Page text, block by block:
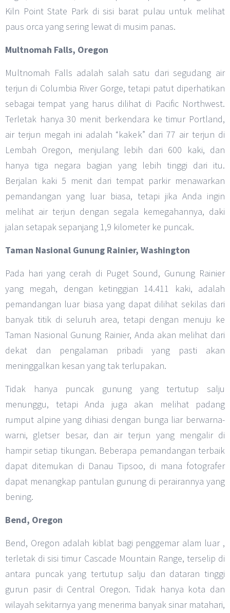
Kiln Point State Park di sisi barat pulau untuk melihat
paus orca yang sering lewat di musim panas.
Multnomah Falls, Oregon
Multnomah Falls adalah salah satu dari segudang air
terjun di Columbia River Gorge, tetapi patut diperhatikan
sebagai tempat yang harus dilihat di Pacific Northwest.
Terletak hanya 30 menit berkendara ke timur Portland,
air terjun megah ini adalah “kakek” dari 77 air terjun di
Lembah Oregon, menjulang lebih dari 600 kaki, dan
hanya tiga negara bagian yang lebih tinggi dari itu.
Berjalan kaki 5 menit dari tempat parkir menawarkan
pemandangan yang luar biasa, tetapi jika Anda ingin
melihat air terjun dengan segala kemegahannya, daki
jalan setapak sepanjang 1,9 kilometer ke puncak.
Taman Nasional Gunung Rainier, Washington
Pada hari yang cerah di Puget Sound, Gunung Rainier
yang megah, dengan ketinggian 14.411 kaki, adalah
pemandangan luar biasa yang dapat dilihat sekilas dari
banyak titik di seluruh area, tetapi dengan menuju ke
Taman Nasional Gunung Rainier, Anda akan melihat dari
dekat dan pengalaman pribadi yang pasti akan
meninggalkan kesan yang tak terlupakan.
Tidak hanya puncak gunung yang tertutup salju
menunggu, tetapi Anda juga akan melihat padang
rumput alpine yang dihiasi dengan bunga liar berwarna-
warni, gletser besar, dan air terjun yang mengalir di
hampir setiap tikungan. Beberapa pemandangan terbaik
dapat ditemukan di Danau Tipsoo, di mana fotografer
dapat menangkap pantulan gunung di perairannya yang
bening.
Bend, Oregon
Bend, Oregon adalah kiblat bagi penggemar alam luar ,
terletak di sisi timur Cascade Mountain Range, terselip di
antara puncak yang tertutup salju dan dataran tinggi
gurun pasir di Central Oregon. Tidak hanya kota dan
wilayah sekitarnya yang menerima banyak sinar matahari,